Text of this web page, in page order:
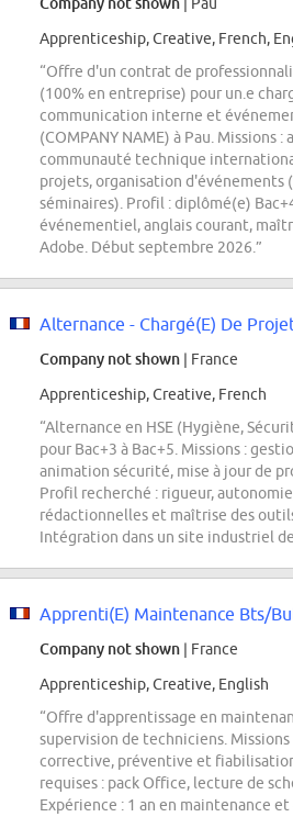
Apprenticeship, Creative, French,
“Offre d'un contrat de
(100% en entreprise) pour un.e
communication interne et
(COMPANY NAME) à Pau. Missions
communauté technique
projets, organisation d'événements
séminaires). Profil : diplômé(e)
événementiel, anglais courant,
Adobe. Début septembre 2026.”
Company not shown | France
Apprenticeship, Creative, French
“Alternance en HSE (Hygiène,
pour Bac+3 à Bac+5. Missions :
animation sécurité, mise à jour de
Profil recherché : rigueur,
rédactionnelles et maîtrise des
Intégration dans un site industriel
Apprenti(E) Maintenance Bts/
Company not shown | France
Apprenticeship, Creative, English
“Offre d'apprentissage en
supervision de techniciens.
corrective, préventive et
requises : pack Office, lecture de
Expérience : 1 an en maintenance et